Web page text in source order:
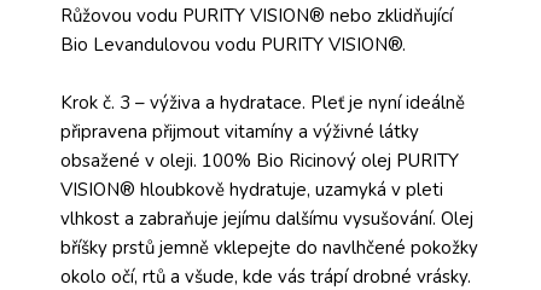
Růžovou vodu PURITY VISION® nebo zklidňující
Bio Levandulovou vodu PURITY VISION®.
Krok č. 3 – výživa a hydratace. Pleť je nyní ideálně
připravena přijmout vitamíny a výživné látky
obsažené v oleji. 100% Bio Ricinový olej PURITY
VISION® hloubkově hydratuje, uzamyká v pleti
vlhkost a zabraňuje jejímu dalšímu vysušování. Olej
bříšky prstů jemně vklepejte do navlhčené pokožky
okolo očí, rtů a všude, kde vás trápí drobné vrásky.